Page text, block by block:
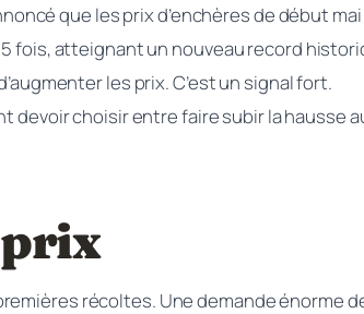
que les prix d’enchères de début
fois, atteignant un nouveau record
les prix. C’est un signal fort.
devoir choisir entre faire subir la hausse
prix
récoltes. Une demande énorme